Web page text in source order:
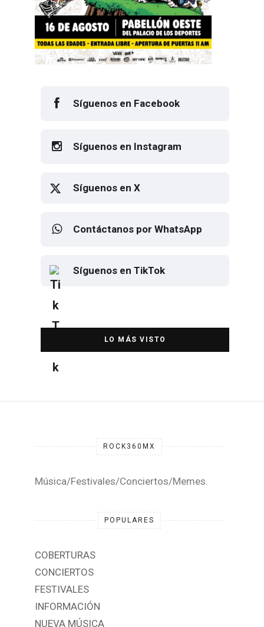
Síguenos en Facebook
Síguenos en Instagram
Síguenos en X
Contáctanos por WhatsApp
Síguenos en TikTok
DESTACADA
Elton John regresa a CDMX para
despedirse en el Estadio Banorte
ROCK360MX
Música/Festivales/Conciertos/Memes.
POPULARES
COBERTURAS
CONCIERTOS
FESTIVALES
INFORMACIÓN
NUEVA MÚSICA